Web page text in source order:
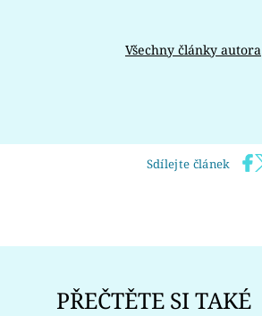
Všechny články autora
Sdílejte článek
PŘEČTĚTE SI TAKÉ